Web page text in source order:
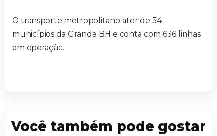
O transporte metropolitano atende 34
municípios da Grande BH e conta com 636 linhas
em operação.
Você também pode gostar